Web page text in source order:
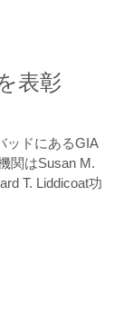
表彰
ッドにあるGIA
関はSusan M.
T. Liddicoat功